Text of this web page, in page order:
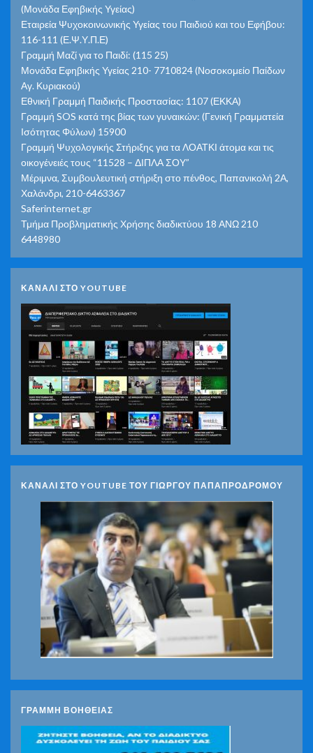
(Μονάδα Εφηβικής Υγείας)
Εταιρεία Ψυχοκοινωνικής Υγείας του Παιδιού και του Εφήβου:
116-111 (Ε.Ψ.Υ.Π.Ε)
Γραμμή Μαζί για το Παιδί: (115 25)
Μονάδα Εφηβικής Υγείας 210- 7710824 (Νοσοκομείο Παίδων
Αγ. Κυριακού)
Εθνική Γραμμή Παιδικής Προστασίας: 1107 (ΕΚΚΑ)
Γραμμή SOS κατά της βίας των γυναικών: (Γενική Γραμματεία
Ισότητας Φύλων) 15900
Γραμμή Ψυχολογικής Στήριξης για τα ΛΟΑΤΚΙ άτομα και τις
οικογένειές τους “11528 – ΔΙΠΛΑ ΣΟΥ”
Μέριμνα, Συμβουλευτική στήριξη στο πένθος, Παπανικολή 2Α,
Χαλάνδρι, 210-6463367
Saferinternet.gr
Τμήμα Προβληματικής Χρήσης διαδικτύου 18 ΑΝΩ 210
6448980
ΚΑΝΑΛΙ ΣΤΟ YOUTUBE
ΚΑΝΑΛΙ ΣΤΟ YOUTUBE ΤΟΥ ΓΙΩΡΓΟΥ ΠΑΠΑΠΡΟΔΡΟΜΟΥ
ΓΡΑΜΜΗ ΒΟΗΘΕΙΑΣ